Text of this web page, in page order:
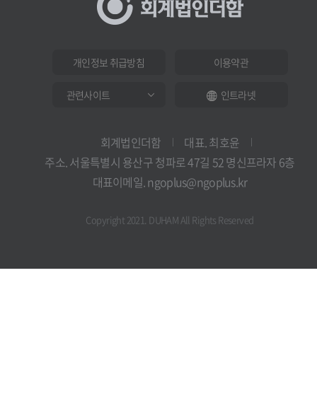
개인정보 취급방침 이용약관
인트라넷
회계법인더함
대표. 최호윤
주소. 서울특별시 용산구 청파로 47길 52 명신프라자 6층
대표이메일. ngoplus@ngoplus.kr
Copyright 2021. DUHAM All Rights Reserved